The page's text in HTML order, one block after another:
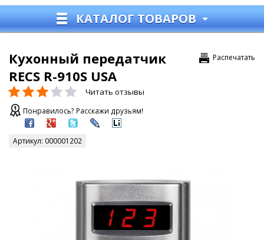
КАТАЛОГ ТОВАРОВ
Распечатать
Кухонный передатчик
RECS R-910S USA
Читать отзывы
Понравилось? Расскажи друзьям!
Артикул: 000001202